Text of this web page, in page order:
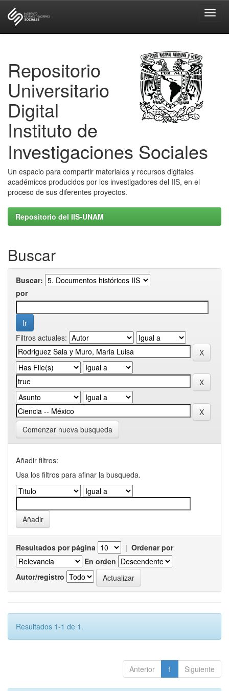
Repositorio
Universitario
Digital
Instituto de
Investigaciones Sociales
Un espacio para compartir materiales y recursos digitales
académicos producidos por los investigadores del IIS, en el
proceso de sus diferentes proyectos.
Repositorio del IIS-UNAM
Buscar
Buscar:
por
Filtros actuales:
Comenzar nueva busqueda
Añadir filtros:
Usa los filtros para afinar la busqueda.
Resultados por página | Ordenar por
En orden
Autor/registro
Resultados 1-1 de 1.
Anterior 1 Siguiente